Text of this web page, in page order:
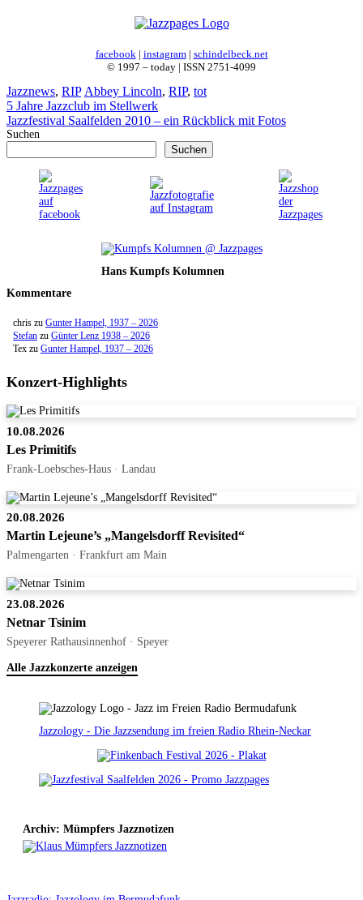
facebook | instagram| schindelbeck.net
© 1997 – today | ISSN 2751-4099
Kategorien
Jazznews, RIP Schlagwörter
Abbey Lincoln, RIP, tot
5 Jahre Jazzclub im Stellwerk
Jazzfestival Saalfelden 2010 – ein Rückblick mit Fotos
Suchen
Suchen
Hans Kumpfs Kolumnen
Kommentare
chris zu Gunter Hampel, 1937 – 2026
Stefan zu Günter Lenz 1938 – 2026
Tex zu Gunter Hampel, 1937 – 2026
Konzert-Highlights
10.08.2026
Les Primitifs
Frank-Loebsches-Haus · Landau
20.08.2026
Martin Lejeune’s „Mangelsdorff Revisited“
Palmengarten · Frankfurt am Main
23.08.2026
Netnar Tsinim
Speyerer Rathausinnenhof · Speyer
Alle Jazzkonzerte anzeigen
Jazzology - Die Jazzsendung im freien Radio Rhein-Neckar
Archiv: Mümpfers Jazznotizen